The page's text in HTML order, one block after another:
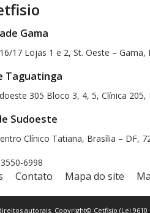
Gama
17 Lojas 1 e 2, St. Oeste – Gama,
Taguatinga
305 Bloco 3, 4, 5, Clínica
Sudoeste
Clínico Tatiana, Brasília – DF,
6998
Contato Mapa do site
autorais. Copyright© Cetfisio (Lei 9610